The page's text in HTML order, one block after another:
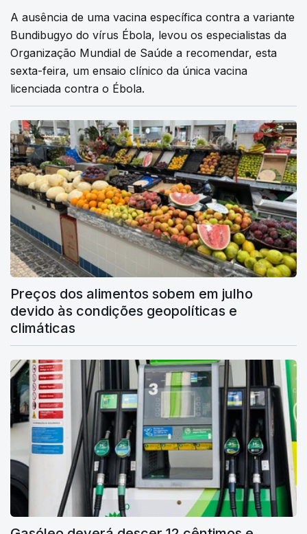
A ausência de uma vacina específica contra a variante
Bundibugyo do vírus Ébola, levou os especialistas da
Organização Mundial de Saúde a recomendar, esta
sexta-feira, um ensaio clínico da única vacina
licenciada contra o Ébola.
Preços dos alimentos sobem em julho
devido às condições geopolíticas e
climáticas